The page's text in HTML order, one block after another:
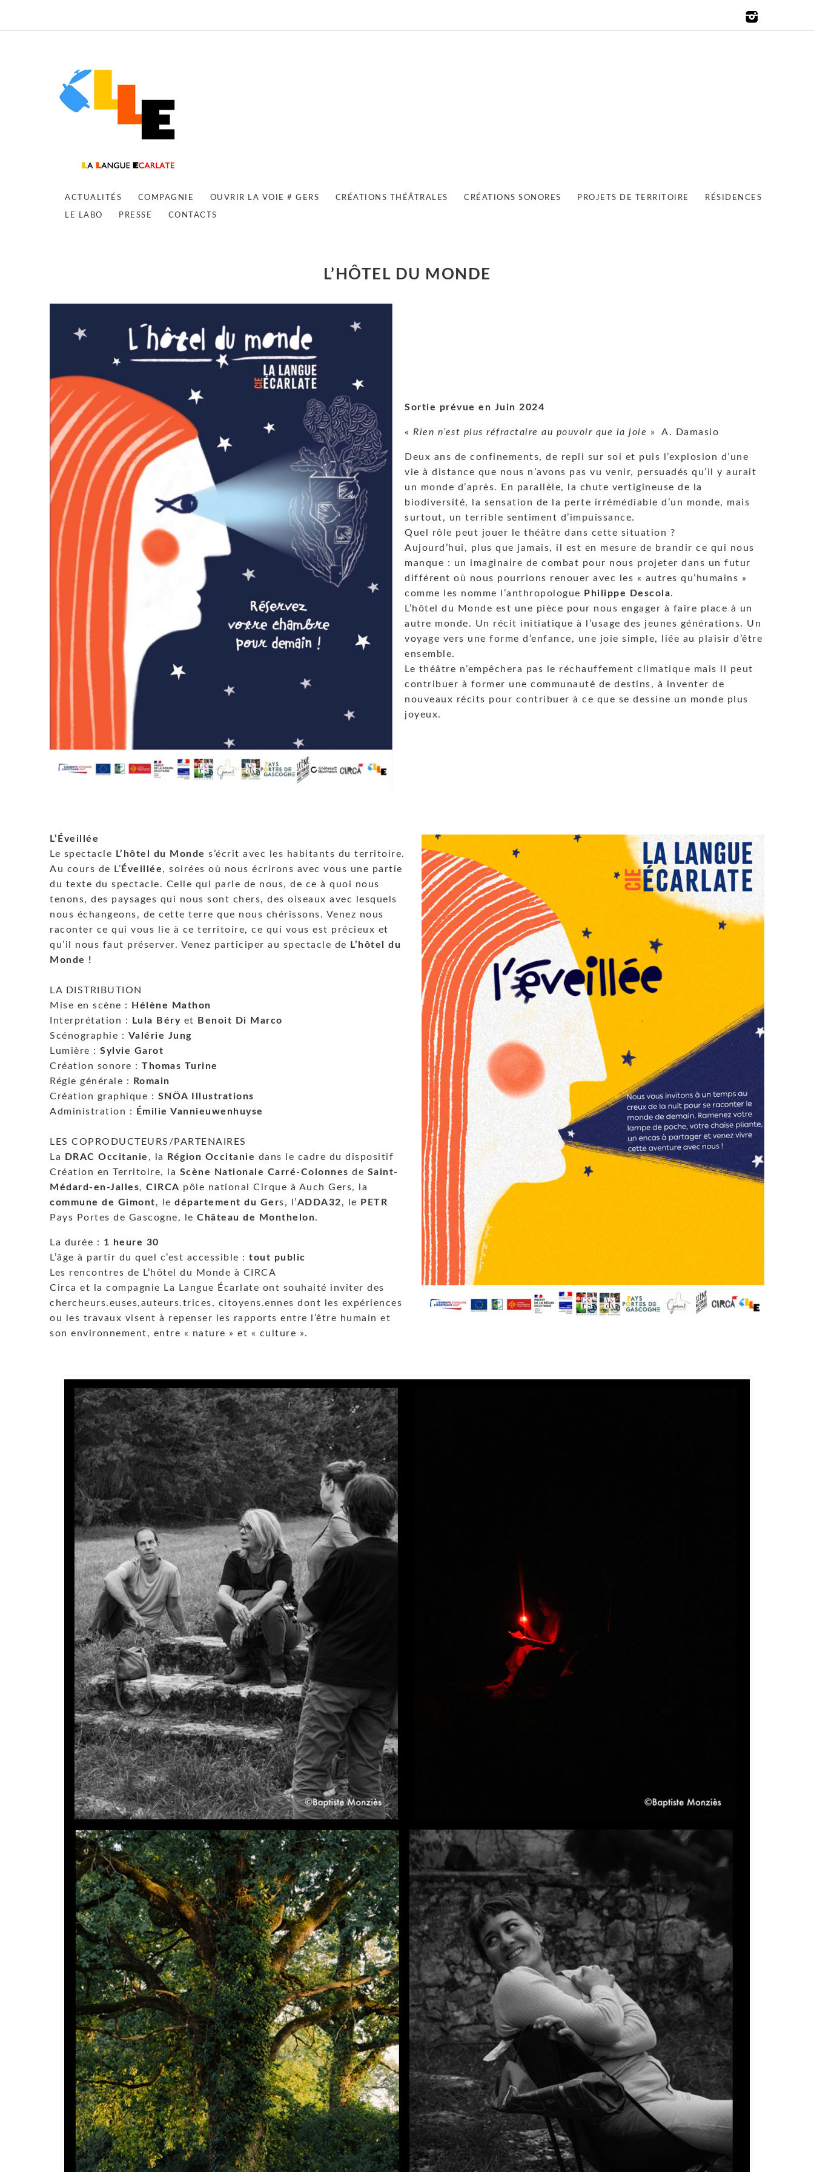
ACTUALITÉS COMPAGNIE OUVRIR LA VOIE # GERS CRÉATIONS THÉÂTRALES CRÉATIONS SONORES PROJETS DE TERRITOIRE RÉSIDENCES
LE LABO PRESSE CONTACTS
L’HÔTEL DU MONDE
Sortie prévue en Juin 2024
« Rien n’est plus réfractaire au pouvoir que la joie » A. Damasio
Deux ans de confinements, de repli sur soi et puis l’explosion d’une
vie à distance que nous n’avons pas vu venir, persuadés qu’il y aurait
un monde d’après. En parallèle, la chute vertigineuse de la
biodiversité, la sensation de la perte irrémédiable d’un monde, mais
surtout, un terrible sentiment d’impuissance.
Quel rôle peut jouer le théâtre dans cette situation ?
Aujourd’hui, plus que jamais, il est en mesure de brandir ce qui nous
manque : un imaginaire de combat pour nous projeter dans un futur
différent où nous pourrions renouer avec les « autres qu’humains »
comme les nomme l’anthropologue
Philippe Descola.
L’hôtel du Monde est une pièce pour nous engager à faire place à un
autre monde. Un récit initiatique à l’usage des jeunes générations. Un
voyage vers une forme d’enfance, une joie simple, liée au plaisir d’être
ensemble.
Le théâtre n’empêchera pas le réchauffement climatique mais il peut
contribuer à former une communauté de destins, à inventer de
nouveaux récits pour contribuer à ce que se dessine un monde plus
joyeux.
L’Éveillée
Le spectacle
L’hôtel du Monde s’écrit avec les habitants du territoire.
Au cours de L’ Éveillée, soirées où nous écrirons avec vous une partie
du texte du spectacle. Celle qui parle de nous, de ce à quoi nous
tenons, des paysages qui nous sont chers, des oiseaux avec lesquels
nous échangeons, de cette terre que nous chérissons. Venez nous
raconter ce qui vous lie à ce territoire, ce qui vous est précieux et
qu’il nous faut préserver. Venez participer au spectacle de
L’hôtel du
Monde !
LA DISTRIBUTION
Mise en scène :
Hélène Mathon
Interprétation :
Lula Béry et Benoit Di Marco
Scénographie : Valérie Jung
Lumière : Sylvie Garot
Création sonore : Thomas Turine
Régie générale :
Romain
Création graphique : SNÖA Illustrations
Administration :
Émilie Vannieuwenhuyse
LES COPRODUCTEURS/PARTENAIRES
La
DRAC Occitanie , la Région Occitanie dans le cadre du dispositif
Création en Territoire, la Scène Nationale Carré-Colonnes de Saint-
Médard-en-Jalles, CIRCA pôle national Cirque à Auch Gers, la
commune de Gimont, le département du Gers, l’ADDA32, le
PETR
Pays Portes de Gascogne, le Château de Monthelon.
La durée : 1 heure 30
L’âge à partir du quel c’est accessible : tout public
Les rencontres de L’hôtel du Monde à CIRCA
Circa et la compagnie La Langue Écarlate ont souhaité inviter des
chercheurs.euses,auteurs.trices, citoyens.ennes dont les expériences
ou les travaux visent à repenser les rapports entre l’être humain et
son environnement, entre « nature » et « culture ».